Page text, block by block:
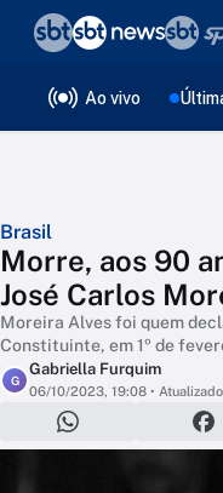
Ao vivo
Brasil
Morre, aos 90
José Carlos
Moreira Alves foi quem
Constituinte, em 1º de
G
Gabriella Furquim
06/10/2023, 19:08 •
❮voltar